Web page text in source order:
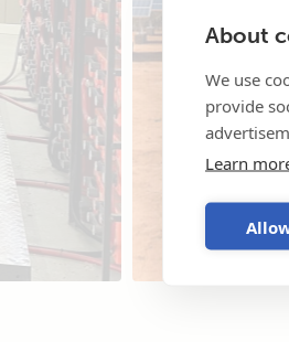
About
We use
provide
Learn